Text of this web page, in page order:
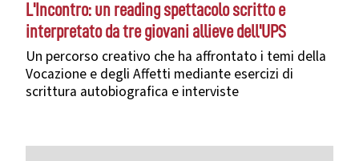
L'Incontro: un reading spettacolo scritto e
interpretato da tre giovani allieve dell'UPS
Un percorso creativo che ha affrontato i temi della
Vocazione e degli Affetti mediante esercizi di
scrittura autobiografica e interviste